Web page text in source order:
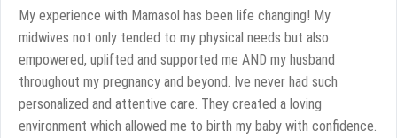
My experience with Mamasol has been life changing! My
midwives not only tended to my physical needs but also
empowered, uplifted and supported me AND my husband
throughout my pregnancy and beyond. Ive never had such
personalized and attentive care. They created a loving
environment which allowed me to birth my baby with confidence.